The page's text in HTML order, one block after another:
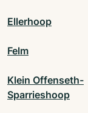
Ellerhoop
Felm
Klein Offenseth-
Sparrieshoop